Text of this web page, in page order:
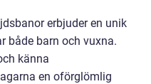
erbjuder en unik
både barn och vuxna.
känna
en oförglömlig